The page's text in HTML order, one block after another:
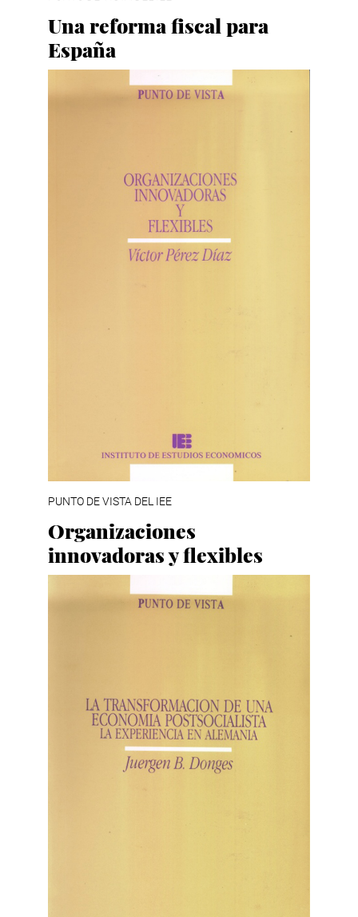
Una reforma fiscal para
España
PUNTO DE VISTA DEL IEE
Organizaciones
innovadoras y flexibles